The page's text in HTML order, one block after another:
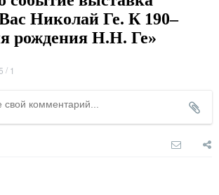
Николай Ге. К 190–
рождения Н.Н. Ге»
5 / 1